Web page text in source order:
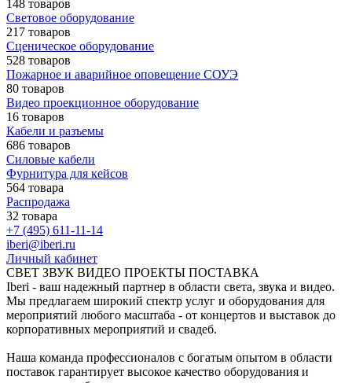
148 товаров
Световое оборудование
217 товаров
Сценическое оборудование
528 товаров
Пожарное и аварийное оповещение СОУЭ
80 товаров
Видео проекционное оборудование
16 товаров
Кабели и разъемы
686 товаров
Силовые кабели
Фурнитура для кейсов
564 товара
Распродажа
32 товара
+7 (495) 611-11-14
iberi@iberi.ru
Личный кабинет
СВЕТ ЗВУК ВИДЕО ПРОЕКТЫ ПОСТАВКА
Iberi - ваш надежный партнер в области света, звука и видео.
Мы предлагаем широкий спектр услуг и оборудования для
мероприятий любого масштаба - от концертов и выставок до
корпоративных мероприятий и свадеб.
Наша команда профессионалов с богатым опытом в области
поставок гарантирует высокое качество оборудования и